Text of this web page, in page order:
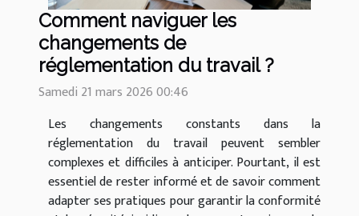
Comment naviguer les
changements de
réglementation du travail ?
Samedi 21 mars 2026 00:46
Les changements constants dans la
réglementation du travail peuvent sembler
complexes et difficiles à anticiper. Pourtant, il est
essentiel de rester informé et de savoir comment
adapter ses pratiques pour garantir la conformité